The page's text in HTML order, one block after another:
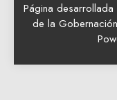
Página
de la